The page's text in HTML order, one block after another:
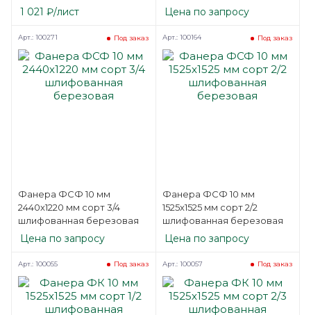
1 021 ₽/лист Цена по запросу
Фанера ФСФ 10 мм
2440х1220 мм сорт 3/4
шлифованная березовая
Под заказ
Арт.: 100271
Цена по запросу
Фанера ФСФ 10 мм
1525х1525 мм сорт 2/2
шлифованная березовая
Под заказ
Арт.: 100164
Цена по запросу
Под заказ
Арт.: 100055 Под заказ
Арт.: 100057